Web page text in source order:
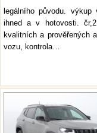
legálního původu.
ihned a v hotovosti.
kvalitních a prověřených
vozu, kontrola…